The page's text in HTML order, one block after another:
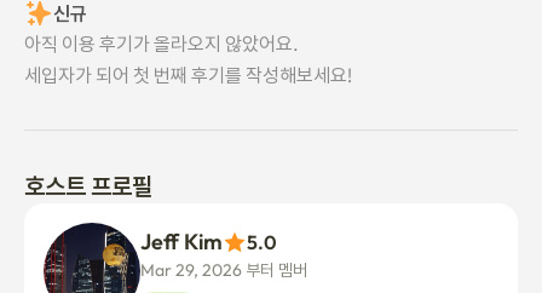
신규
아직 이용 후기가 올라오지 않았어요.
세입자가 되어 첫 번째 후기를 작성해보세요!
호스트 프로필
Jeff Kim 5.0
Mar 29, 2026 부터 멤버